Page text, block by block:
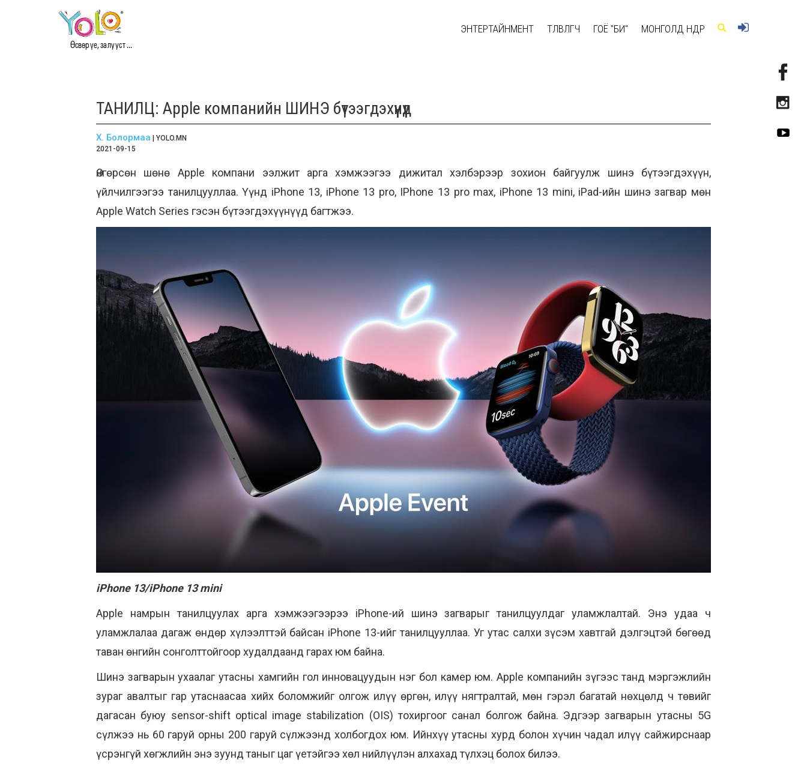
Өсвөр үе, залууст ...
ЭНТЕРТАЙНМЕНТ ТӨЛӨВЛӨГЧ ГОЁ "БИ" МОНГОЛД ӨНӨӨДӨР
ТАНИЛЦ: Apple компанийн ШИНЭ бүтээгдэхүүнүүд
Х. Болормаа | YOLO.MN
2021-09-15
Өнгөрсөн шөнө Apple компани ээлжит арга хэмжээгээ дижитал хэлбэрээр зохион байгуулж шинэ бүтээгдэхүүн,
үйлчилгээгээ танилцууллаа. Үүнд iPhone 13, iPhone 13 pro, IPhone 13 pro max, iPhone 13 mini, iPad-ийн шинэ загвар мөн
Apple Watch Series гэсэн бүтээгдэхүүнүүд багтжээ.
iPhone 13/iPhone 13 mini
Apple намрын танилцуулах арга хэмжээгээрээ iPhone-ий шинэ загварыг танилцуулдаг уламжлалтай. Энэ удаа ч
уламжлалаа дагаж өндөр хүлээлттэй байсан iPhone 13-ийг танилцууллаа. Уг утас салхи зүсэм хавтгай дэлгэцтэй бөгөөд
таван өнгийн сонголттойгоор худалдаанд гарах юм байна.
Шинэ загварын ухаалаг утасны хамгийн гол инновацуудын нэг бол камер юм. Apple компанийн зүгээс танд мэргэжлийн
зураг авалтыг гар утаснаасаа хийх боломжийг олгож илүү өргөн, илүү нягтралтай, мөн гэрэл багатай нөхцөлд ч төвийг
дагасан буюу sensor-shift optical image stabilization (OIS) тохиргоог санал болгож байна. Эдгээр загварын утасны 5G
сүлжээ нь 60 гаруй орны 200 гаруй сүлжээнд холбогдох юм. Ийнхүү утасны хурд болон хүчин чадал илүү сайжирснаар
үсрэнгүй хөгжлийн энэ зуунд таныг цаг үетэйгээ хөл нийлүүлэн алхахад түлхэц болох билээ.